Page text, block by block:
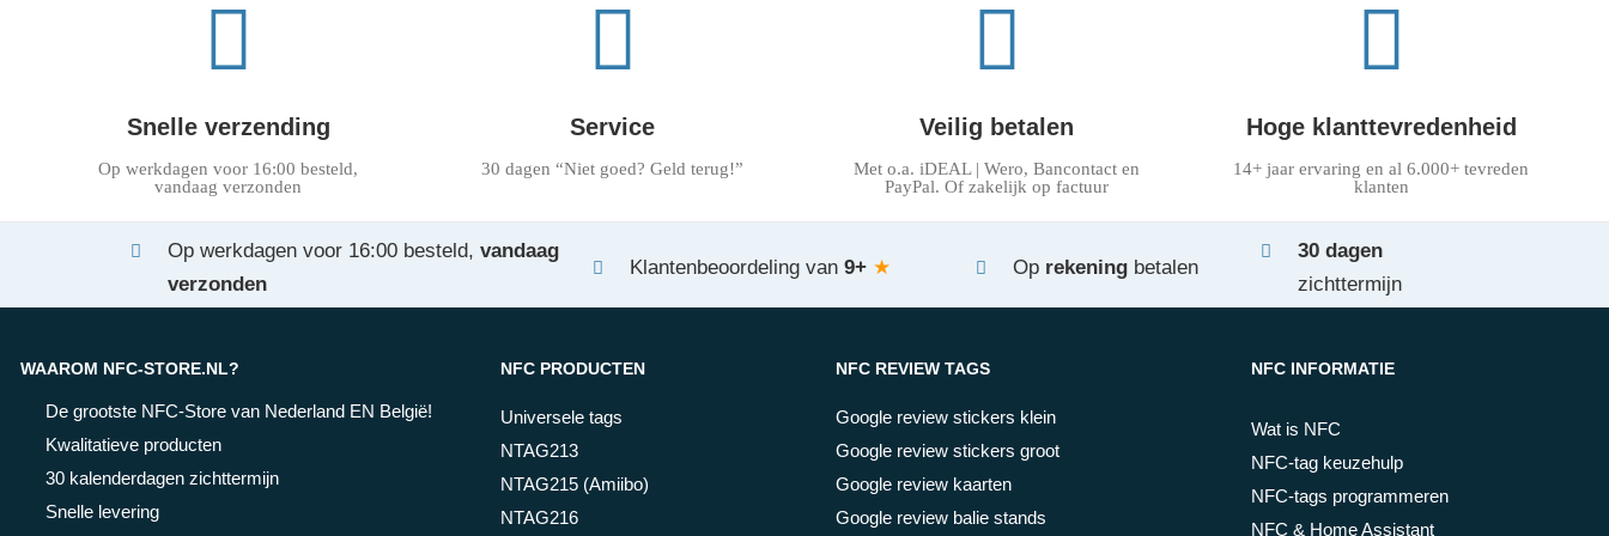
Snelle verzending
Op werkdagen voor 16:00 besteld,
vandaag verzonden
Service
30 dagen “Niet goed? Geld terug!”
Veilig betalen
Met o.a. iDEAL | Wero, Bancontact en
PayPal. Of zakelijk op factuur
Hoge klanttevredenheid
14+ jaar ervaring en al 6.000+ tevreden
klanten
Op werkdagen voor 16:00 besteld,vandaag
verzonden
Klantenbeoordeling van9+ ★ Op rekeningbetalen
30 dagen
zichttermijn
WAAROM NFC-STORE.NL?
De grootste NFC-Store van Nederland EN België!
Kwalitatieve producten
30 kalenderdagen zichttermijn
Snelle levering
NFC PRODUCTEN
Universele tags
NTAG213
NTAG215 (Amiibo)
NTAG216
NFC REVIEW TAGS
Google review stickers klein
Google review stickers groot
Google review kaarten
Google review balie stands
NFC INFORMATIE
Wat is NFC
NFC-tag keuzehulp
NFC-tags programmeren
NFC & Home Assistant